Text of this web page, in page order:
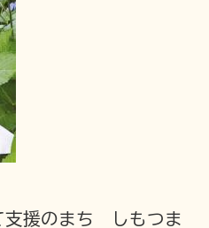
支援のまち しもつま